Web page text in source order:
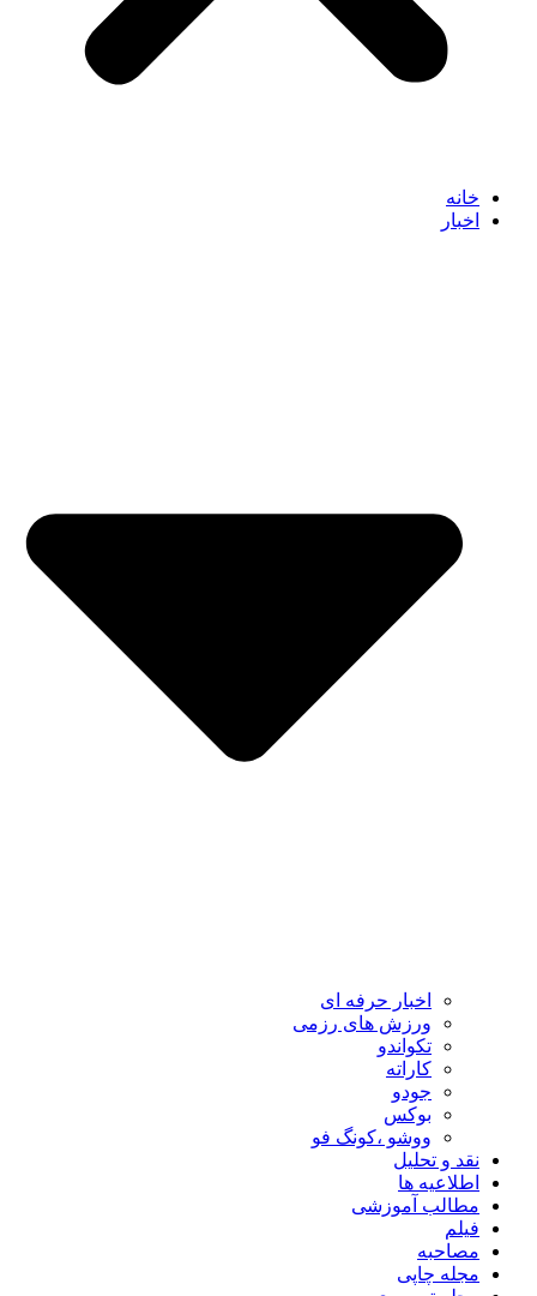
خانه
اخبار
اخبار حرفه ای
ورزش های رزمی
تکواندو
کاراته
جودو
بوکس
ووشو ،کونگ فو
نقد و تحلیل
اطلاعیه ها
مطالب آموزشی
فیلم
مصاحبه
مجله چاپی